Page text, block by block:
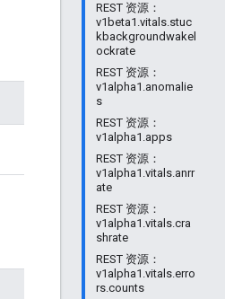
REST 资源：
v1beta1.vitals.stuc
kbackgroundwakel
ockrate
REST 资源：
v1alpha1.anomalie
s
REST 资源：
v1alpha1.apps
REST 资源：
v1alpha1.vitals.anrr
ate
REST 资源：
v1alpha1.vitals.cra
shrate
REST 资源：
v1alpha1.vitals.erro
rs.counts